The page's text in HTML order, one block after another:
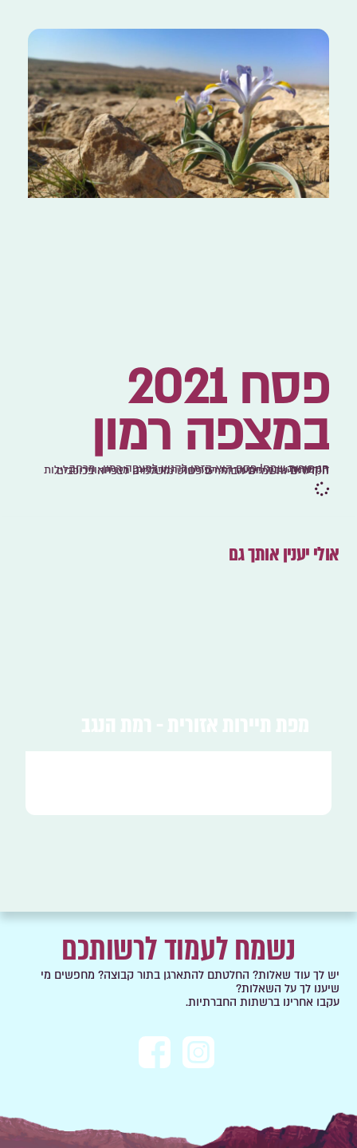
פסח 2021
במצפה רמון
חג חירות שמח! פסח הוא הזמן להגיע למצפה רמון- מרחב ההשראה.
זו העונה שבה מתעוררת הפריחה המדברית, מזג האוויר והלילות הקרירים והשמיים הבהירים פשוט מושלמים לצפייה בכוכבים.
אולי יענין אותך גם
מפת תיירות אזורית - רמת הנגב
נשמח לעמוד לרשותכם
יש לך עוד שאלות? החלטתם להתארגן בתור קבוצה? מחפשים מי
שיענו לך על השאלות?
עקבו אחרינו ברשתות החברתיות.